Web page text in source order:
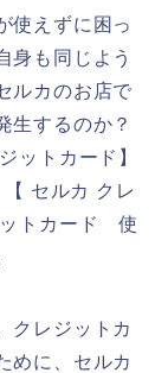
使えずに困っ
身も同じよう
ルカのお店で
生するのか？
ットカード】
セルカ クレ
トカード 使
クレジットカ
めに、セルカ